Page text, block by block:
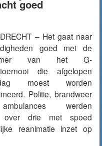
goed
– Het gaat naar
goed met de
van het G-
die afgelopen
moest worden
Politie, brandweer
werden
over drie met spoed
reanimatie inzet op